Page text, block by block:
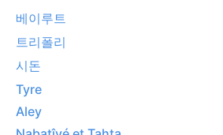
베이루트
트리폴리
시돈
Tyre
Aley